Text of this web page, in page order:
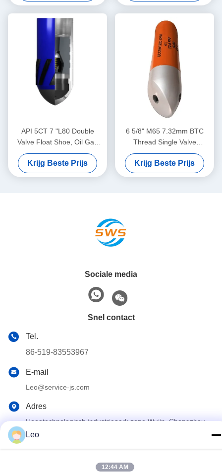
dubbele klep
operatie
API 5CT 7 "L80 Double
Valve Float Shoe, Oil Gas
Casing Float Shoe, geschikt
voor complexe
cementwerkzaamheden in
Krijg Beste Prijs
6 5/8" M65 7.32mm BTC
Thread Single Valve
Eccentric Nose Float Shoe
Dedicated voor olieveld
cementing toepassingen
Krijg Beste Prijs
Sociale media
Snel contact
Tel.
86-519-83553967
E-mail
Leo@service-js.com
Adres
Hoogtechnologisch industriepark zone Wujin, Changzhou,
provincie Jiangsu, China
Privacybeleid|Sitemap
Leo
12:44 AM